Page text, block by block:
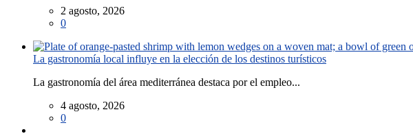
2 agosto, 2026
0
La gastronomía local influye en la elección de los destinos turísticos
La gastronomía del área mediterránea destaca por el empleo...
4 agosto, 2026
0